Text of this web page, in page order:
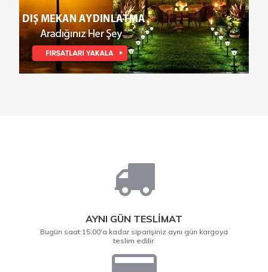
AYNI GÜN TESLİMAT
Bugün saat:15:00'a kadar siparişiniz aynı gün kargoya
teslim edilir.